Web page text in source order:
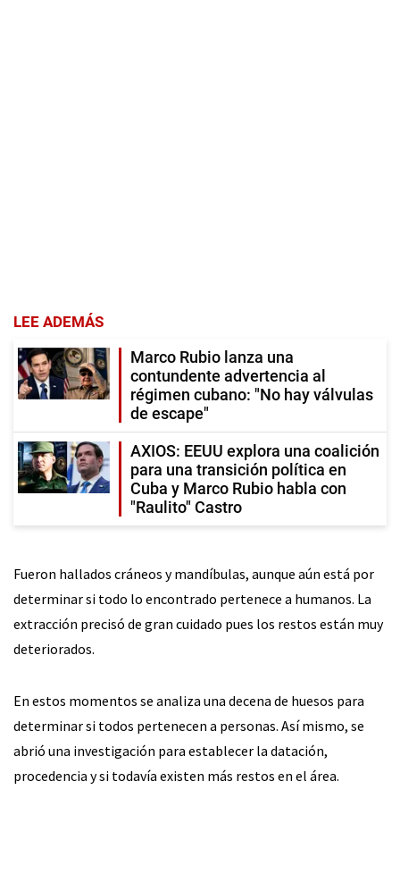
LEE ADEMÁS
Marco Rubio lanza una
contundente advertencia al
régimen cubano: "No hay válvulas
de escape"
AXIOS: EEUU explora una coalición
para una transición política en
Cuba y Marco Rubio habla con
"Raulito" Castro
Fueron hallados cráneos y mandíbulas, aunque aún está por
determinar si todo lo encontrado pertenece a humanos. La
extracción precisó de gran cuidado pues los restos están muy
deteriorados.
En estos momentos se analiza una decena de huesos para
determinar si todos pertenecen a personas. Así mismo, se
abrió una investigación para establecer la datación,
procedencia y si todavía existen más restos en el área.